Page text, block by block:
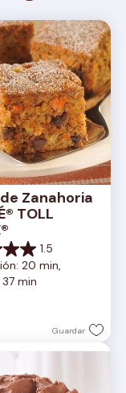
Zanahoria
TOLL
1.5
20 min,
min
Guardar